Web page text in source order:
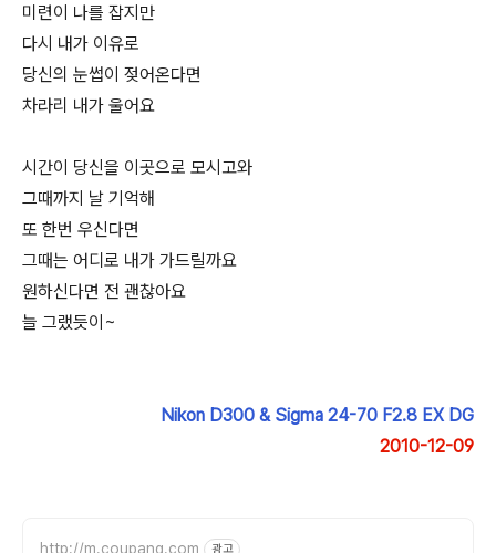
미련이 나를 잡지만
다시 내가 이유로
당신의 눈썹이 젖어온다면
차라리 내가 울어요
시간이 당신을 이곳으로 모시고와
그때까지 날 기억해
또 한번 우신다면
그때는 어디로 내가 가드릴까요
원하신다면 전 괜찮아요
늘 그랬듯이~
Nikon D300 & Sigma 24-70 F2.8 EX DG
2010-12-09
http://m.coupang.com 광고